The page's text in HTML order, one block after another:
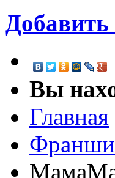
Вы
Главная